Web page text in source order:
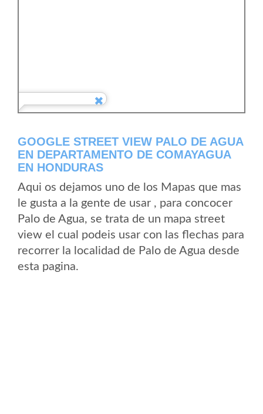
GOOGLE STREET VIEW PALO DE AGUA
EN DEPARTAMENTO DE COMAYAGUA
EN HONDURAS
Aqui os dejamos uno de los Mapas que mas
le gusta a la gente de usar , para concocer
Palo de Agua, se trata de un mapa street
view el cual podeis usar con las flechas para
recorrer la localidad de Palo de Agua desde
esta pagina.